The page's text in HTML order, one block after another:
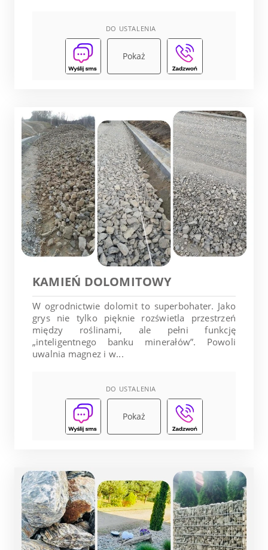
DO USTALENIA
Pokaż
KAMIEŃ DOLOMITOWY
W ogrodnictwie dolomit to superbohater. Jako
grys nie tylko pięknie rozświetla przestrzeń
między roślinami, ale pełni funkcję
„inteligentnego banku minerałów”. Powoli
uwalnia magnez i w...
DO USTALENIA
Pokaż